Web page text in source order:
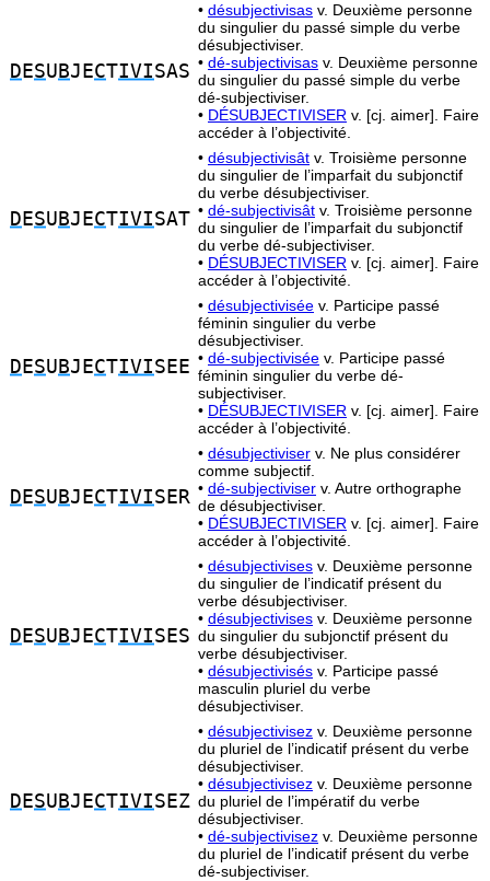
D ESU BJECTIVISAS
• désubjectivisas v. Deuxième personne
du singulier du passé simple du verbe
désubjectiviser.
• dé-subjectivisas v. Deuxième personne
du singulier du passé simple du verbe
dé-subjectiviser.
• DÉSUBJECTIVISER v. [cj. aimer]. Faire
accéder à l’objectivité.
D ESU BJECTIVISAT
• désubjectivisât v. Troisième personne
du singulier de l’imparfait du subjonctif
du verbe désubjectiviser.
• dé-subjectivisât v. Troisième personne
du singulier de l’imparfait du subjonctif
du verbe dé-subjectiviser.
• DÉSUBJECTIVISER v. [cj. aimer]. Faire
accéder à l’objectivité.
D ESU BJECTIVISEE
• désubjectivisée v. Participe passé
féminin singulier du verbe
désubjectiviser.
• dé-subjectivisée v. Participe passé
féminin singulier du verbe dé-
subjectiviser.
• DÉSUBJECTIVISER v. [cj. aimer]. Faire
accéder à l’objectivité.
D ESU BJECTIVISER
• désubjectiviser v. Ne plus considérer
comme subjectif.
• dé-subjectiviser v. Autre orthographe
de désubjectiviser.
• DÉSUBJECTIVISER v. [cj. aimer]. Faire
accéder à l’objectivité.
D ESU BJECTIVISES
• désubjectivises v. Deuxième personne
du singulier de l’indicatif présent du
verbe désubjectiviser.
• désubjectivises v. Deuxième personne
du singulier du subjonctif présent du
verbe désubjectiviser.
• désubjectivisés v. Participe passé
masculin pluriel du verbe
désubjectiviser.
D ESU BJECTIVISEZ
• désubjectivisez v. Deuxième personne
du pluriel de l’indicatif présent du verbe
désubjectiviser.
• désubjectivisez v. Deuxième personne
du pluriel de l’impératif du verbe
désubjectiviser.
• dé-subjectivisez v. Deuxième personne
du pluriel de l’indicatif présent du verbe
dé-subjectiviser.